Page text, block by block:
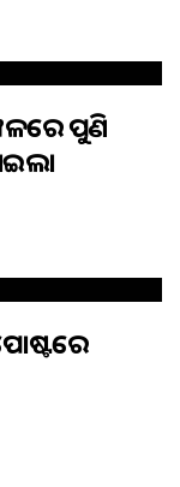
ପୁଣି